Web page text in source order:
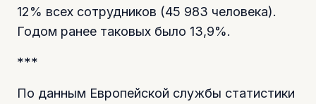
12% всех сотрудников (45 983 человека).
Годом ранее таковых было 13,9%.
***
По данным Европейской службы статистики